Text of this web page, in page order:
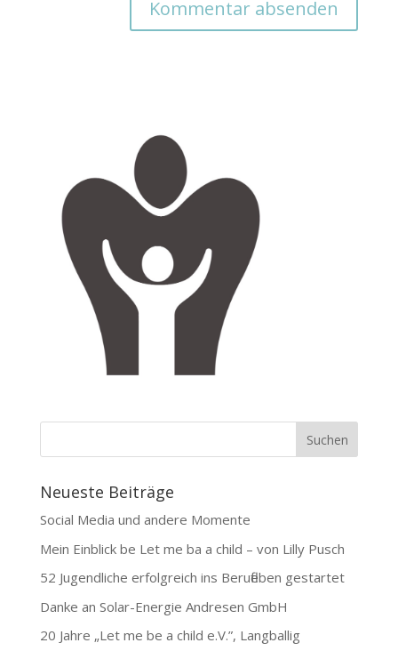
Neueste Beiträge
Social Media und andere Momente
Mein Einblick be Let me ba a child – von Lilly Pusch
52 Jugendliche erfolgreich ins Berufleben gestartet
Danke an Solar-Energie Andresen GmbH
20 Jahre „Let me be a child e.V.”, Langballig